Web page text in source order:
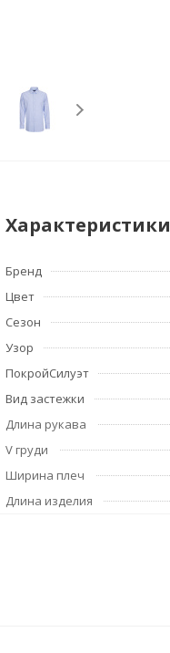
Характеристики
Бренд
Цвет
Сезон
Узор
ПокройСилуэт
Вид застежки
Длина рукава
V груди
Ширина плеч
Длина изделия